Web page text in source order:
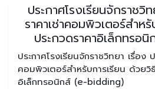
ประกาศโรงเรียนจักราชวิ
ราคาเช่าคอมพิวเตอร์สำห
ประกวดราคาอิเล็กทรอ
ประกาศโรงเรียนจักราชวิทยา เรื่อง
คอมพิวเตอร์สำหรับการเรียน ด้วยวิ
อิเล็กทรอนิกส์ (e-bidding)